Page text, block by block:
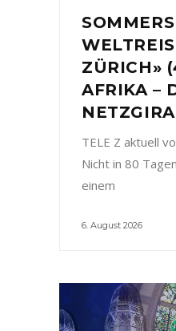
ZÜRICH»
AFRIKA –
TELE Z aktuell
Nicht in 80
einem
6. August 2026